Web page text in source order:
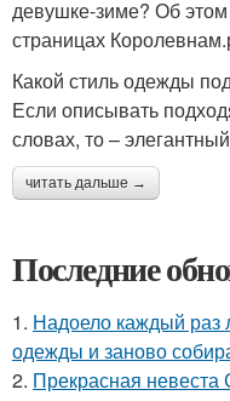
девушке-зиме? Об
страницах
Какой стиль одежды
Если описывать
словах, то –
читать дальше →
Последние
1. Надоело каждый раз
одежды и заново
2. Прекрасная невеста